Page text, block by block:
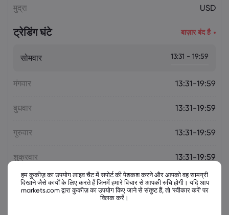
मुद्रा USD
ट्रेडिंग घंटे बाज़ार बंद है
सोमवार 13:31 - 19:59
मंगवार 13:31-19:59
बुधवार 13:31-19:59
गुरुवार 13:31-19:59
शुक्रवार 13:31-19:59
हम कुकीज़ का उपयोग लाइव चैट में सपोर्ट की पेशकश करने और आपको वह सामग्री
दिखाने जैसे कार्यों के लिए करते हैं जिनमें हमारे विचार से आपकी रुचि होगी। यदि आप
markets.com द्वारा कुकीज़ का उपयोग किए जाने से संतुष्ट हैं, तो 'स्वीकार करें' पर
क्लिक करें।